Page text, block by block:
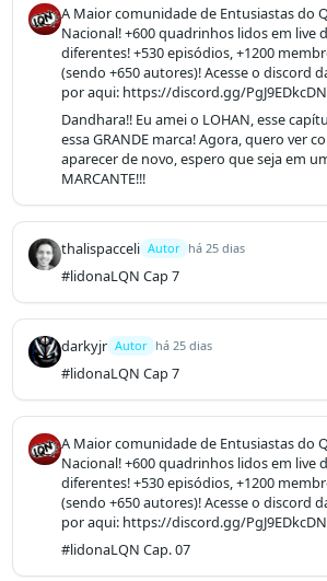
A Maior comunidade de Entusiastas do
Nacional! +600 quadrinhos lidos em live
diferentes! +530 episódios, +1200
(sendo +650 autores)! Acesse o discord
por aqui: https://discord.gg/PgJ9EDkcDN
Dandhara!! Eu amei o LOHAN, esse
essa GRANDE marca! Agora, quero ver
aparecer de novo, espero que seja em
MARCANTE!!!
thalispacceli Autor há 25 dias
#lidonaLQN Cap 7
darkyjr Autor há 25 dias
#lidonaLQN Cap 7
A Maior comunidade de Entusiastas do
Nacional! +600 quadrinhos lidos em live
diferentes! +530 episódios, +1200
(sendo +650 autores)! Acesse o discord
por aqui: https://discord.gg/PgJ9EDkcDN
#lidonaLQN Cap. 07